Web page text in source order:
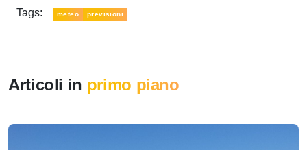
Tags: meteo previsioni
Articoli in primo piano